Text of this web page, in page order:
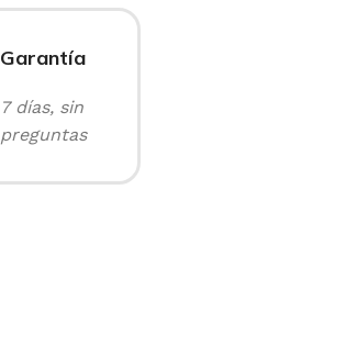
Garantía
7 días, sin
preguntas